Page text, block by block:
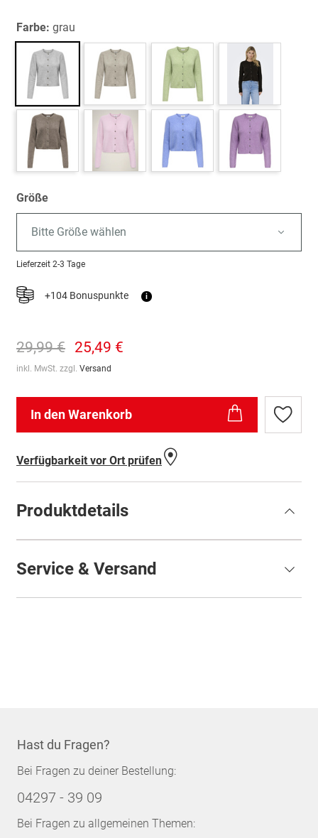
Farbe: grau
Größe
Bitte Größe wählen
Lieferzeit 2-3 Tage
+104 Bonuspunkte i
29,99 € 25,49 €
inkl. MwSt. zzgl. Versand
In den Warenkorb
Zur
Verfügbarkeit vor Ort prüfen
Produktdetails
Service & Versand
Hast du Fragen?
Bei Fragen zu deiner Bestellung:
04297 - 39 09
Bei Fragen zu allgemeinen Themen: